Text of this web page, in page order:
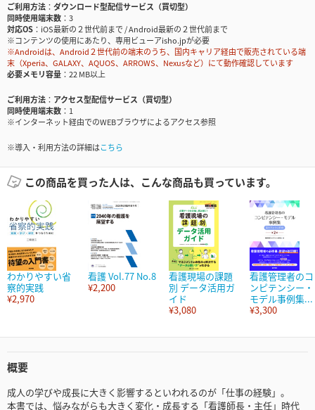
ご利用方法
ダウンロード型配信サービス（買切型）
同時使用端末数
3
対応OS
iOS最新の２世代前まで / Android最新の２世代前まで
※コンテンツの使用にあたり、専用ビューアisho.jpが必要
※Androidは、Android２世代前の端末のうち、国内キャリア経由で販売されている端
末（Xperia、GALAXY、AQUOS、ARROWS、Nexusなど）にて動作確認しています
必要メモリ容量
22 MB以上
ご利用方法
アクセス型配信サービス（買切型）
同時使用端末数
1
※インターネット経由でのWEBブラウザによるアクセス参照
※導入・利用方法の詳細はこちら
この商品を買った人は、こんな商品も買っています。
わかりやすい省
察的実践
¥2,970
看護 Vol.77 No.8
¥2,200
看護現場の課題
別 データ活用ガ
イド
¥3,080
看護管理者のコ
ンピテンシー・
モデル事例集...
¥3,300
概要
成人の学びや成長に大きく影響するといわれるのが「仕事の経験」。
本書では、悩みながらも大きく変化・成長する「看護師長・主任」時代